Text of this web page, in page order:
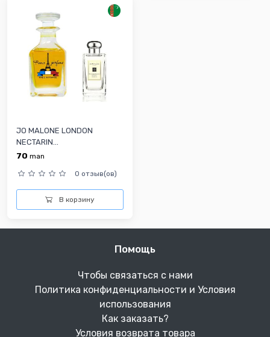
JO MALONE LONDON
NECTARIN...
70 man
0 отзыв(ов)
В корзину
Помощь
Чтобы связаться с нами
Политика конфиденциальности и Условия
использования
Как заказать?
Условия возврата товара